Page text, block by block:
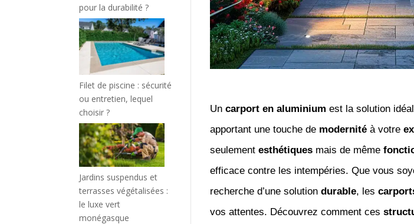
pour la durabilité ?
Filet de piscine : sécurité
ou entretien, lequel
choisir ?
Jardins suspendus et
terrasses végétalisées :
le luxe vert
monégasque
Un carport en aluminium est la solution
apportant une touche de modernitéà votre
seulement esthétiquesmais de même
efficace contre les intempéries. Que vous
recherche d’une solution durable, les
vos attentes. Découvrez comment ces